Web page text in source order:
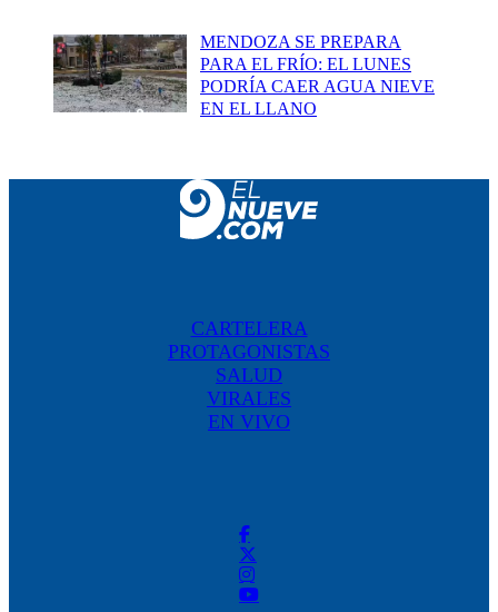
MENDOZA SE PREPARA
PARA EL FRÍO: EL LUNES
PODRÍA CAER AGUA NIEVE
EN EL LLANO
CARTELERA
PROTAGONISTAS
SALUD
VIRALES
EN VIVO